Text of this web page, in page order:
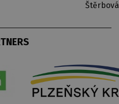
Štěrbová